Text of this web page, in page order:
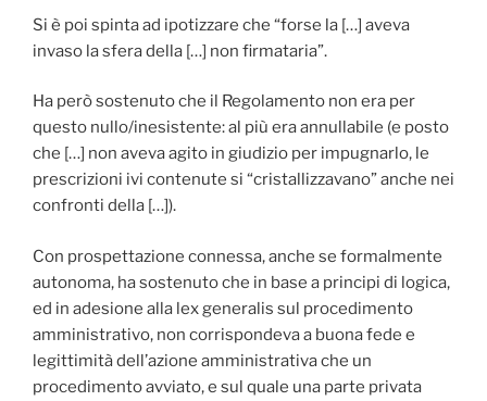
Si è poi spinta ad ipotizzare che “forse la […] aveva
invaso la sfera della […] non firmataria”.
Ha però sostenuto che il Regolamento non era per
questo nullo/inesistente: al più era annullabile (e posto
che […] non aveva agito in giudizio per impugnarlo, le
prescrizioni ivi contenute si “cristallizzavano” anche nei
confronti della […]).
Con prospettazione connessa, anche se formalmente
autonoma, ha sostenuto che in base a principi di logica,
ed in adesione alla lex generalis sul procedimento
amministrativo, non corrispondeva a buona fede e
legittimità dell’azione amministrativa che un
procedimento avviato, e sul quale una parte privata